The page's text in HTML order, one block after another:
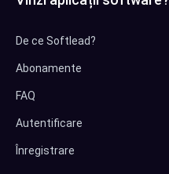
De ce Softlead?
Abonamente
FAQ
Autentificare
Înregistrare